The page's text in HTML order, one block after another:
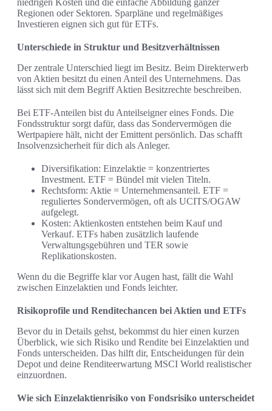
niedrigen Kosten und die einfache Abbildung ganzer
Regionen oder Sektoren. Sparpläne und regelmäßiges
Investieren eignen sich gut für ETFs.
Unterschiede in Struktur und Besitzverhältnissen
Der zentrale Unterschied liegt im Besitz. Beim Direkterwerb
von Aktien besitzt du einen Anteil des Unternehmens. Das
lässt sich mit dem Begriff Aktien Besitzrechte beschreiben.
Bei ETF-Anteilen bist du Anteilseigner eines Fonds. Die
Fondsstruktur sorgt dafür, dass das Sondervermögen die
Wertpapiere hält, nicht der Emittent persönlich. Das schafft
Insolvenzsicherheit für dich als Anleger.
Diversifikation: Einzelaktie = konzentriertes
Investment. ETF = Bündel mit vielen Titeln.
Rechtsform: Aktie = Unternehmensanteil. ETF =
reguliertes Sondervermögen, oft als UCITS/OGAW
aufgelegt.
Kosten: Aktienkosten entstehen beim Kauf und
Verkauf. ETFs haben zusätzlich laufende
Verwaltungsgebühren und TER sowie
Replikationskosten.
Wenn du die Begriffe klar vor Augen hast, fällt die Wahl
zwischen Einzelaktien und Fonds leichter.
Risikoprofile und Renditechancen bei Aktien und ETFs
Bevor du in Details gehst, bekommst du hier einen kurzen
Überblick, wie sich Risiko und Rendite bei Einzelaktien und
Fonds unterscheiden. Das hilft dir, Entscheidungen für dein
Depot und deine Renditeerwartung MSCI World realistischer
einzuordnen.
Wie sich Einzelaktienrisiko von Fondsrisiko unterscheidet